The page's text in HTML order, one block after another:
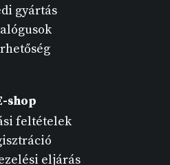
gyártás
shop
feltételek
eljárás